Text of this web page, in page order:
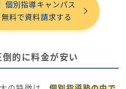
個別指導キャンパス
料で資料請求する
的に料金が安い